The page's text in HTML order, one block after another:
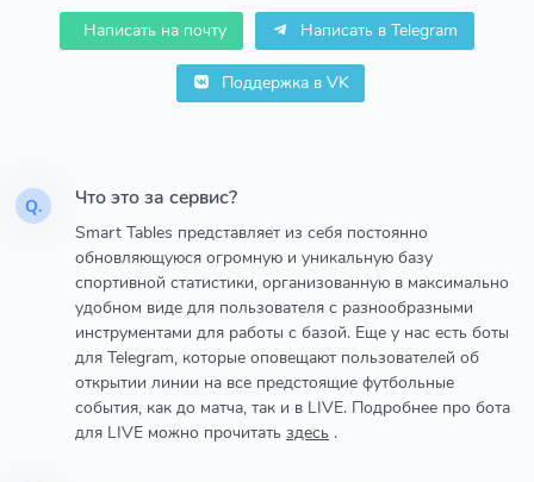
Написать на почту Написать в Telegram
Поддержка в VK
Q. Что это за сервис?
Smart Tables представляет из себя постоянно
обновляющуюся огромную и уникальную базу
спортивной статистики, организованную в максимально
удобном виде для пользователя с разнообразными
инструментами для работы с базой. Еще у нас есть боты
для Telegram, которые оповещают пользователей об
открытии линии на все предстоящие футбольные
события, как до матча, так и в LIVE. Подробнее про бота
для LIVE можно прочитать здесь .